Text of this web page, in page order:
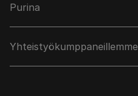
Purina
Yhteistyökumppaneillemme